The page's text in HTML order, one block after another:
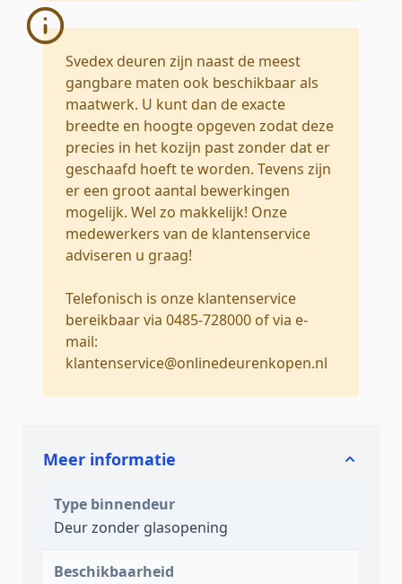
Svedex deuren zijn naast de meest
gangbare maten ook beschikbaar als
maatwerk. U kunt dan de exacte
breedte en hoogte opgeven zodat deze
precies in het kozijn past zonder dat er
geschaafd hoeft te worden. Tevens zijn
er een groot aantal bewerkingen
mogelijk. Wel zo makkelijk! Onze
medewerkers van de klantenservice
adviseren u graag!
Telefonisch is onze klantenservice
bereikbaar via 0485-728000 of via e-
mail:
klantenservice@onlinedeurenkopen.nl
Meer informatie
Type binnendeur
Deur zonder glasopening
Beschikbaarheid